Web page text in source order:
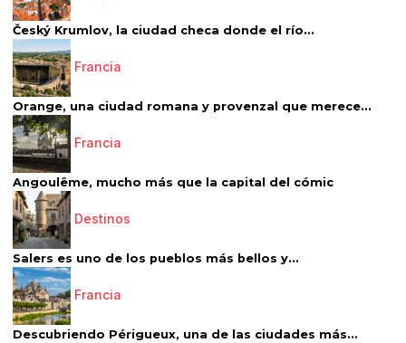
Český Krumlov, la ciudad checa donde el río...
Francia
Orange, una ciudad romana y provenzal que merece...
Francia
Angoulême, mucho más que la capital del cómic
Destinos
Salers es uno de los pueblos más bellos y...
Francia
Descubriendo Périgueux, una de las ciudades más...